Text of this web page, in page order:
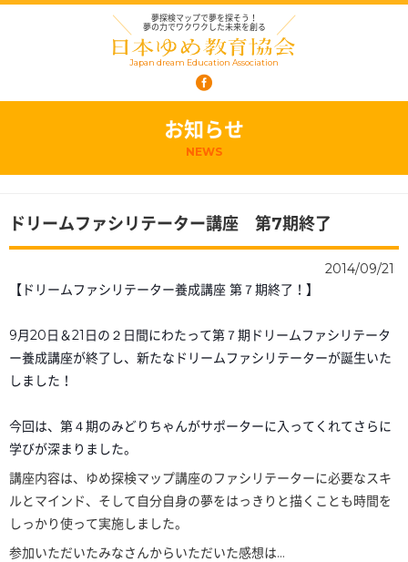
夢探検マップで夢を探そう！
夢の力でワクワクした未来を創る
Japan dream Education Association
お知らせ
NEWS
ドリームファシリテーター講座 第7期終了
2014/09/21
【ドリームファシリテーター養成講座 第７期終了！】
9月20日＆21日の２日間にわたって第７期ドリームフ ァシリテータ
ー養成講座が終了し、新たなドリームファシ リテーターが誕生いた
しました！
今回は、第４期のみどりちゃんがサポーターに入ってくれてさらに
学びが深まりました。
講座内容は、ゆめ探検マップ講座のファシリテーターに必要なスキ
ルとマインド、そして自分自身の夢をはっきりと描くことも時間を
しっかり使って実施しました。
参加いただいたみなさんからいただいた感想は…